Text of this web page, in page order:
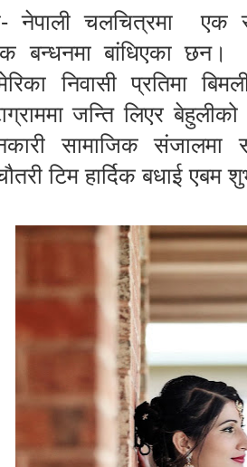
नेपाली चलचित्रमा
बन्धनमा बांधिएका
निवासी प्रतिमा
जन्ति लिएर
सामाजिक संजालमा
टिम हार्दिक बधाई एबम